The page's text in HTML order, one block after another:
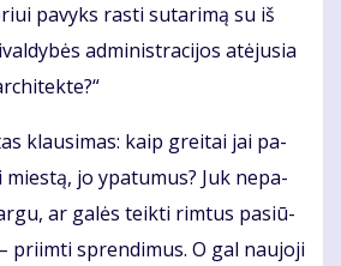
pa­vyks ras­ti su­ta­ri­mą su iš
administracijos at­ėju­sia
klau­si­mas: kaip grei­tai jai pa­
mies­tą, jo ypa­tu­mus? Juk ne­pa­
ar galės teik­ti rimtus pa­siū­
pri­im­ti spren­di­mus. O gal nau­jo­ji